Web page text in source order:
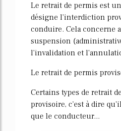
Le retrait de permis est
désigne l'interdiction
conduire. Cela concerne
suspension
l'invalidation et
Le retrait de permis
Certains types de retrait
provisoire, c'est à dire
que le conducteur...